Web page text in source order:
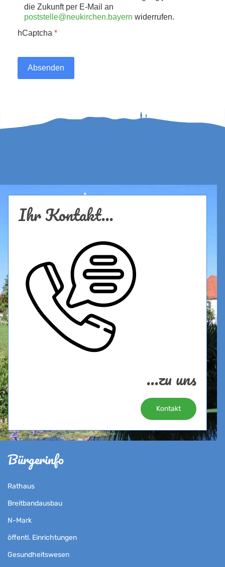
die Zukunft per E-Mail an
poststelle@neukirchen.bayern widerrufen.
hCaptcha *
Absenden
Ihr Kontakt...
...zu uns
Kontakt
Bürgerinfo
Rathaus
Breitbandausbau
N-Mark
öffentl. Einrichtungen
Gesundheitswesen